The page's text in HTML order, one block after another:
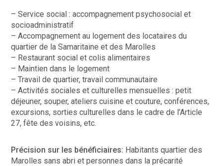
– Service social : accompagnement psychosocial et
socioadministratif
– Accompagnement au logement des locataires du
quartier de la Samaritaine et des Marolles
– Restaurant social et colis alimentaires
– Maintien dans le logement
– Travail de quartier, travail communautaire
– Activités sociales et culturelles mensuelles : petit
déjeuner, souper, ateliers cuisine et couture, conférences,
excursions, sorties culturelles dans le cadre de l’Article
27, fête des voisins, etc.
Précision sur les bénéficiaires: Habitants quartier des
Marolles sans abri et personnes dans la précarité